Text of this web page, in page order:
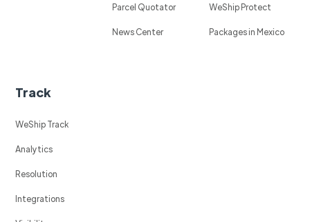
Parcel Quotator
News Center
WeShip Protect
Packages in Mexico
Track
WeShip Track
Analytics
Resolution
Integrations